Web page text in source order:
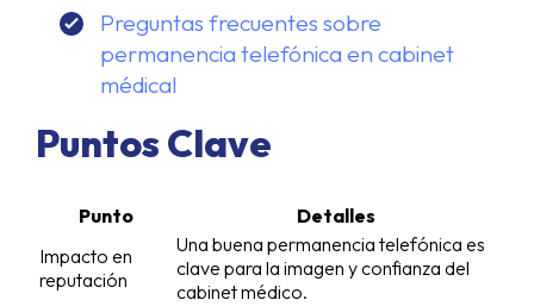
Preguntas frecuentes sobre
permanencia telefónica en cabinet
médical
Puntos Clave
Punto
Detalles
Impacto en
reputación
Una buena permanencia telefónica es
clave para la imagen y confianza del
cabinet médico.